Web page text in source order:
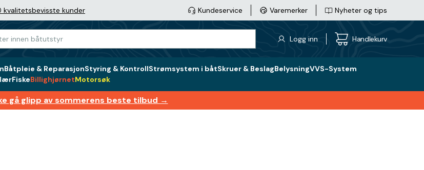
kunder Kundeservice Varemerker Nyheter og tips
Logg inn Handlekurv
Båtpleie & ReparasjonStyring & KontrollStrømsystem i båtSkruer & BeslagBelysningVVS-System
FiskeBillighjørnetMotorsøk
gå glipp av sommerens beste tilbud →